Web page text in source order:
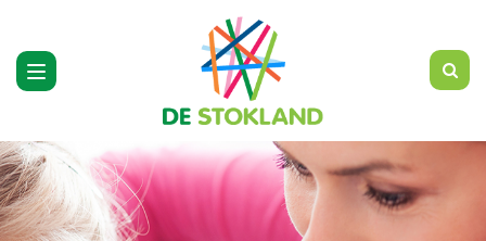
Toggle
navigation